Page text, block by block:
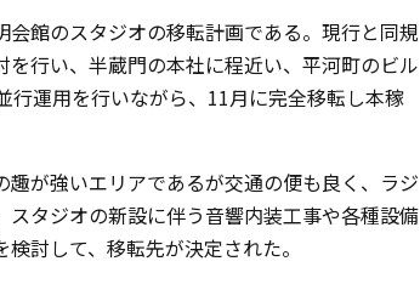
館のスタジオの移転計画である。現行と同規
行い、半蔵門の本社に程近い、平河町のビル
運用を行いながら、11月に完全移転し本稼
が強いエリアであるが交通の便も良く、ラジ
タジオの新設に伴う音響内装工事や各種設備
討して、移転先が決定された。